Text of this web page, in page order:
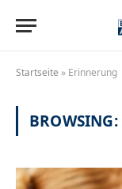
Startseite » Erinnerung
BROWSING: